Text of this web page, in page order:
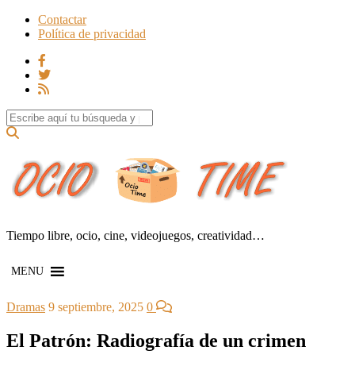
Contactar
Política de privacidad
Search for:
Tiempo libre, ocio, cine, videojuegos, creatividad…
MENU
Dramas 9 septiembre, 2025 0
El Patrón: Radiografía de un crimen